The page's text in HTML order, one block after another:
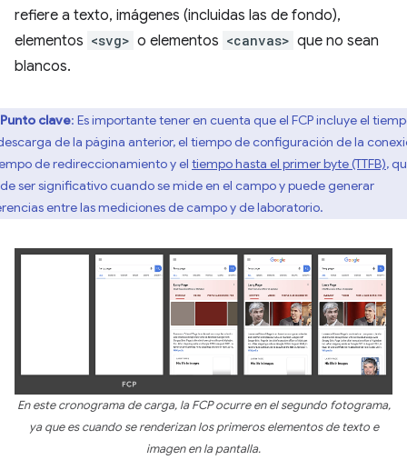
refiere a texto, imágenes (incluidas las de fondo),
elementos <svg> o elementos <canvas> que no sean
blancos.
Punto clave: Es importante tener en cuenta que el FCP incluye el
de la página anterior, el tiempo de configuración de la
de redireccionamiento y el tiempo hasta el primer byte (TTFB),
ser significativo cuando se mide en el campo y puede generar
entre las mediciones de campo y de laboratorio.
En este cronograma de carga, la FCP ocurre en el segundo fotograma,
ya que es cuando se renderizan los primeros elementos de texto e
imagen en la pantalla.